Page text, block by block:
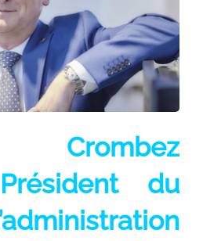
Crombez
du